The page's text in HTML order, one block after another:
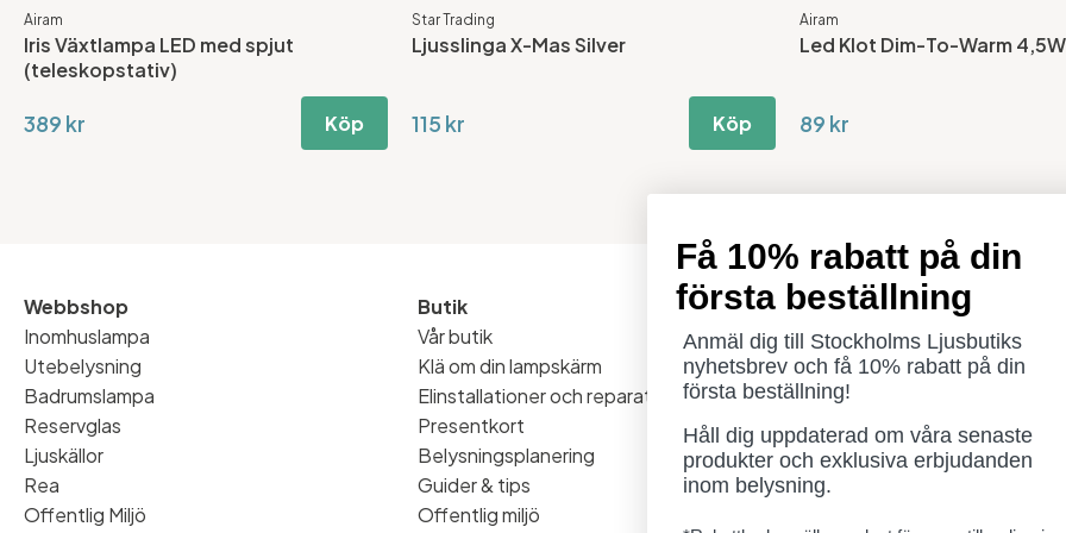
Airam
Iris Växtlampa LED med spjut
(teleskopstativ)
389 kr Köp
Star Trading
Ljusslinga X-Mas Silver
115 kr Köp
Airam
Led Klot Dim-To-Warm
89 kr
Webbshop
Inomhuslampa
Utebelysning
Badrumslampa
Reservglas
Ljuskällor
Rea
Offentlig Miljö
Butik
Vår butik
Klä om din lampskärm
Elinstallationer och reparationer
Presentkort
Belysningsplanering
Guider & tips
Offentlig miljö
Öppettider
Måndag - Torsdag: 11-18
Fredag - Lördag: 11-16
Söndag: Stängt
Lördag 1/8 stängt
Få 10% rabatt på din
första beställning
Anmäl dig till Stockholms Ljusbutiks
nyhetsbrev och få 10% rabatt på din
första beställning!
Håll dig uppdaterad om våra senaste
produkter och exklusiva erbjudanden
inom belysning.